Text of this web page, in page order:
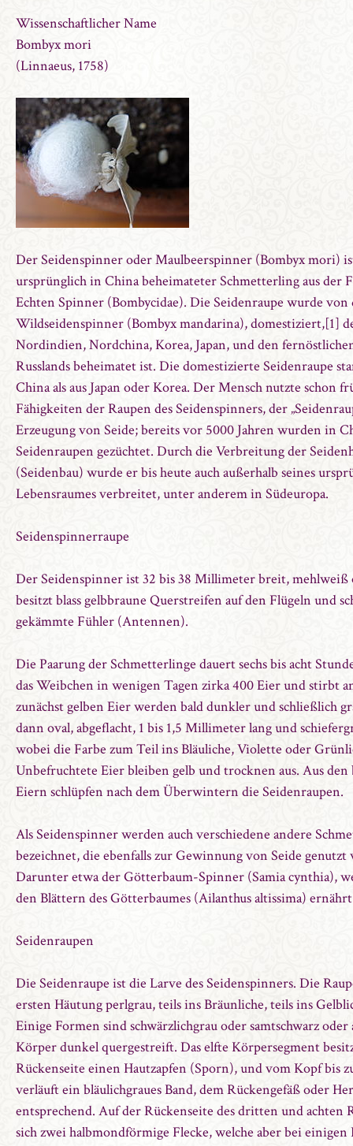
Wissenschaftlicher Name
Bombyx mori
(Linnaeus, 1758)
Der Seidenspinner oder Maulbeerspinner (Bombyx mori)
ursprünglich in China beheimateter Schmetterling aus der
Echten Spinner (Bombycidae). Die Seidenraupe wurde von
Wildseidenspinner (Bombyx mandarina), domestiziert,[1]
Nordindien, Nordchina, Korea, Japan, und den
Russlands beheimatet ist. Die domestizierte Seidenraupe
China als aus Japan oder Korea. Der Mensch nutzte schon
Fähigkeiten der Raupen des Seidenspinners, der
Erzeugung von Seide; bereits vor 5000 Jahren wurden in
Seidenraupen gezüchtet. Durch die Verbreitung der
(Seidenbau) wurde er bis heute auch außerhalb seines
Lebensraumes verbreitet, unter anderem in Südeuropa.
Seidenspinnerraupe
Der Seidenspinner ist 32 bis 38 Millimeter breit, mehlweiß
besitzt blass gelbbraune Querstreifen auf den Flügeln und
gekämmte Fühler (Antennen).
Die Paarung der Schmetterlinge dauert sechs bis acht
das Weibchen in wenigen Tagen zirka 400 Eier und stirbt
zunächst gelben Eier werden bald dunkler und schließlich
dann oval, abgeflacht, 1 bis 1,5 Millimeter lang und
wobei die Farbe zum Teil ins Bläuliche, Violette oder
Unbefruchtete Eier bleiben gelb und trocknen aus. Aus
Eiern schlüpfen nach dem Überwintern die Seidenraupen.
Als Seidenspinner werden auch verschiedene andere
bezeichnet, die ebenfalls zur Gewinnung von Seide genutzt
Darunter etwa der Götterbaum-Spinner (Samia cynthia),
den Blättern des Götterbaumes (Ailanthus altissima)
Seidenraupen
Die Seidenraupe ist die Larve des Seidenspinners. Die
ersten Häutung perlgrau, teils ins Bräunliche, teils ins
Einige Formen sind schwärzlichgrau oder samtschwarz oder
Körper dunkel quergestreift. Das elfte Körpersegment
Rückenseite einen Hautzapfen (Sporn), und vom Kopf bis
verläuft ein bläulichgraues Band, dem Rückengefäß oder
entsprechend. Auf der Rückenseite des dritten und achten
sich zwei halbmondförmige Flecke, welche aber bei einigen